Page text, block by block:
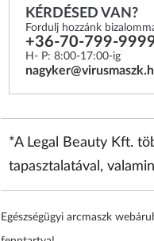
KÉRDÉSED VAN?
Fordulj hozzánk
+36-70-799-
H- P: 8:00-17:00-ig
*A Legal Beauty Kft.
tapasztalatával,
Egészségügyi arcmaszk